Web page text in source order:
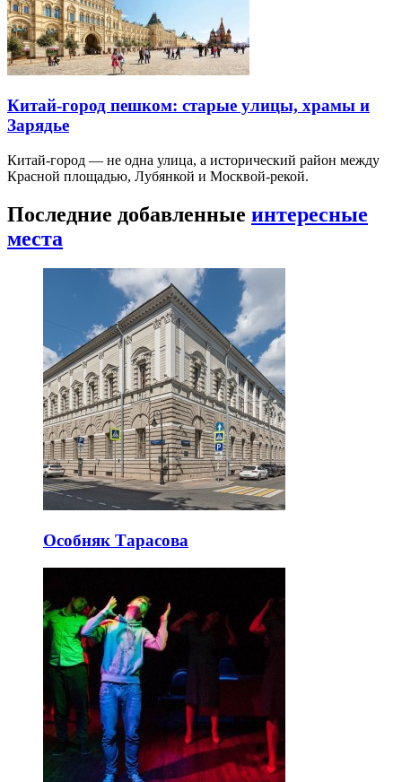
Китай-город пешком: старые улицы, храмы и
Зарядье
Китай-город — не одна улица, а исторический район между
Красной площадью, Лубянкой и Москвой-рекой.
Последние добавленные интересные
места
Особняк Тарасова